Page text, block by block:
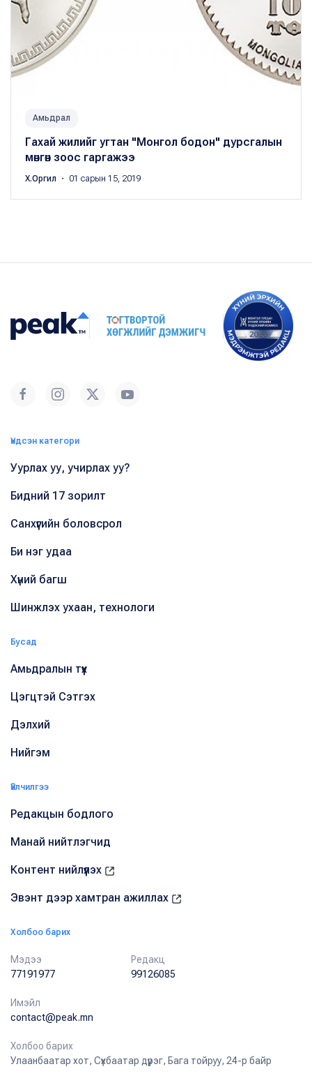
Амьдрал
Гахай жилийг угтан "Монгол бодон" дурсгалын
мөнгөн зоос гаргажээ
Х.Оргил ・ 01 сарын 15, 2019
Үндсэн категори
Уурлах уу, учирлах уу?
Бидний 17 зорилт
Санхүүгийн боловсрол
Би нэг удаа
Хүний багш
Шинжлэх ухаан, технологи
Бусад
Амьдралын түүх
Цэгцтэй Сэтгэх
Дэлхий
Нийгэм
Үйлчилгээ
Редакцын бодлого
Манай нийтлэгчид
Контент нийлүүлэх
Эвэнт дээр хамтран ажиллах
Холбоо барих
Мэдээ
77191977
Редакц
99126085
Имэйл
contact@peak.mn
Холбоо барих
Улаанбаатар хот, Сүхбаатар дүүрэг, Бага тойруу, 24-р байр